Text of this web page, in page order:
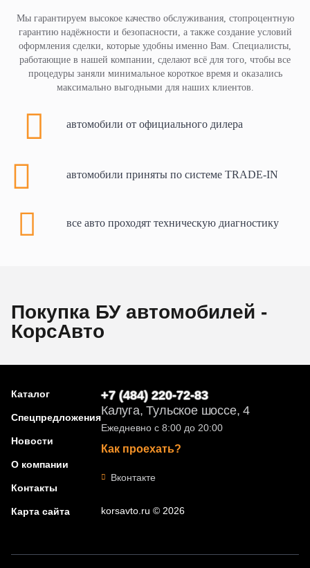
Мы гарантируем высокое качество обслуживания, стопроцентную
гарантию надёжности и безопасности, а также создание условий
оформления сделки, которые удобны именно Вам. Специалисты,
работающие в нашей компании, сделают всё для того, чтобы все
процедуры заняли минимальное короткое время и оказались
максимально выгодными для наших клиентов.
автомобили от официального дилера
автомобили приняты по системе TRADE-IN
все авто проходят техническую диагностику
Покупка БУ автомобилей -
КорсАвто
Каталог
Спецпредложения
Новости
О компании
Контакты
Карта сайта
+7 (484) 220-72-83
Калуга, Тульское шоссе, 4
Ежедневно с 8:00 до 20:00
Как проехать?
Вконтакте
korsavto.ru © 2026